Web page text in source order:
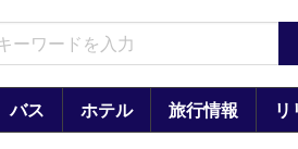
バス ホテル 旅行情報 リ